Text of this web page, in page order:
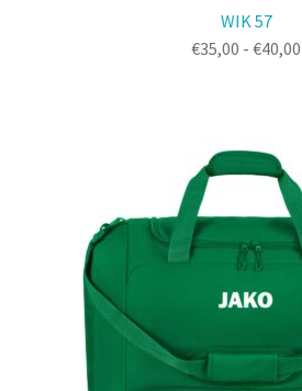
WIK 57
€35,00 - €40,00